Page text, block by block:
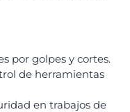
por golpes y cortes.
de herramientas
en trabajos de